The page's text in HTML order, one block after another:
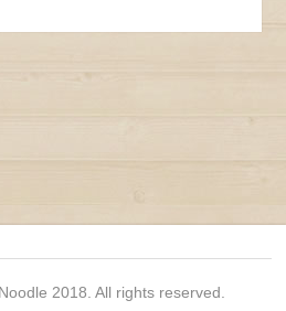
2018. All rights reserved.